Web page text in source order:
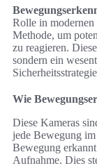
Rolle in modernen
Methode, um
zu reagieren.
sondern ein
Wie
Diese Kameras
jede Bewegung
Bewegung
Aufnahme. Dies